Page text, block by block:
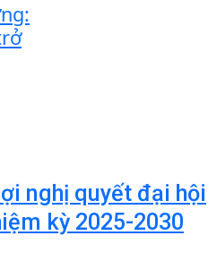
nghị quyết đại hội
kỳ 2025-2030